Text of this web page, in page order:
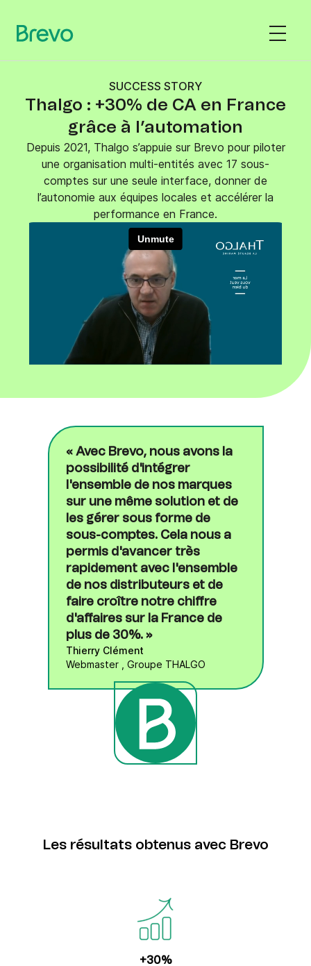
SUCCESS STORY
Thalgo : +30% de CA en France
grâce à l’automation
Depuis 2021, Thalgo s’appuie sur Brevo pour piloter
une organisation multi-entités avec 17 sous-
comptes sur une seule interface, donner de
l’autonomie aux équipes locales et accélérer la
performance en France.
« Avec Brevo, nous avons la
possibilité d'intégrer
l'ensemble de nos marques
sur une même solution et de
les gérer sous forme de
sous-comptes. Cela nous a
permis d'avancer très
rapidement avec l'ensemble
de nos distributeurs et de
faire croître notre chiffre
d'affaires sur la France de
plus de 30%. »
Thierry Clément
Webmaster , Groupe THALGO
Les résultats obtenus avec Brevo
+30%